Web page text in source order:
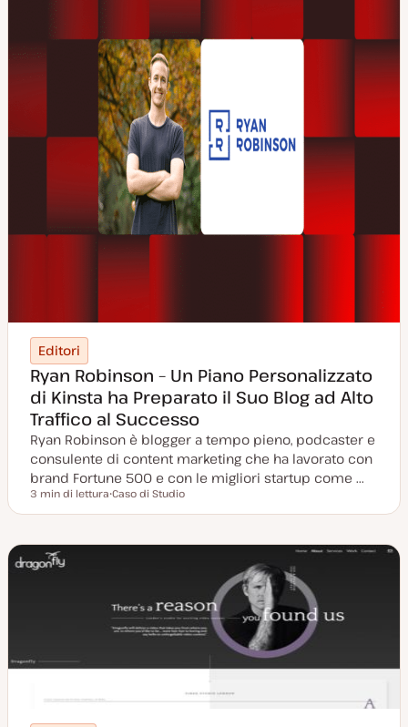
Editori
Ryan Robinson – Un Piano Personalizzato
di Kinsta ha Preparato il Suo Blog ad Alto
Traffico al Successo
Ryan Robinson è blogger a tempo pieno, podcaster e
consulente di content marketing che ha lavorato con
brand Fortune 500 e con le migliori startup come ...
Tempo di lettura
3 min di lettura
o
t
Caso di Studio